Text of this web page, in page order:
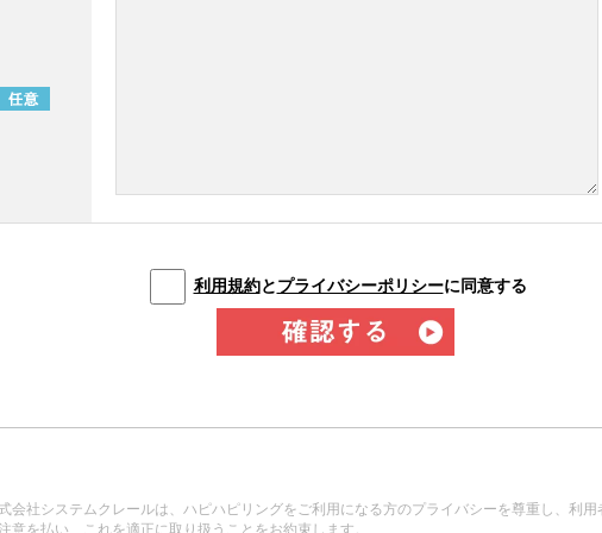
利用規約とプライバシーポリシーに同意する
会社システムクレールは、ハピハピリングをご利用になる方のプライバシーを尊重し、利
意を払い、これを適正に取り扱うことをお約束します。